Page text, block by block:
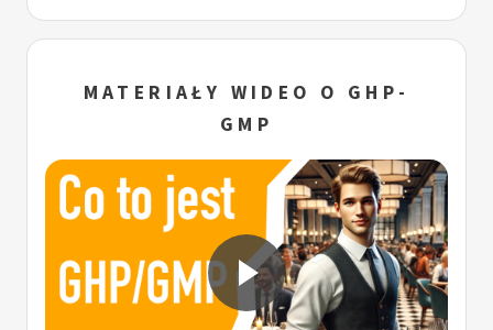
MATERIAŁY WIDEO O GHP-
GMP